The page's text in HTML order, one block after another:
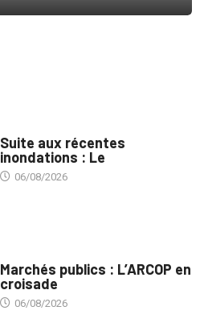
Suite aux récentes
inondations : Le
06/08/2026
Marchés publics : L’ARCOP en
croisade
06/08/2026